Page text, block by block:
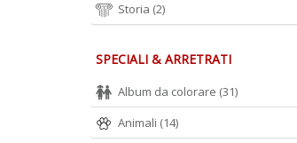
Storia (2)
SPECIALI & ARRETRATI
Album da colorare (31)
Animali (14)